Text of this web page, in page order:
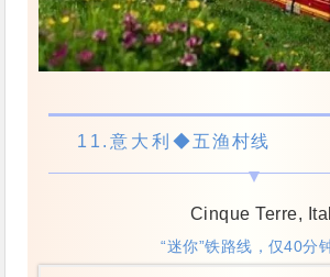
11.意大利◆五渔村线
Cinque Terre,
“迷你”铁路线，仅40分